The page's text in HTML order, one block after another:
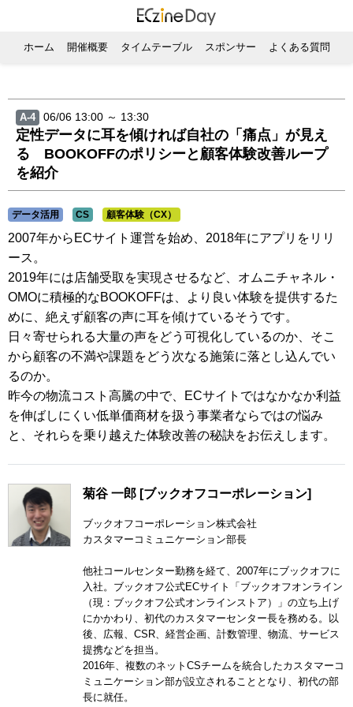
ホーム 開催概要 タイムテーブル スポンサー よくある質問
A-4 06/06 13:00 ～ 13:30
定性データに耳を傾ければ自社の「痛点」が見え
る BOOKOFFのポリシーと顧客体験改善ループ
を紹介
データ活用 CS 顧客体験（CX）
2007年からECサイト運営を始め、2018年にアプリをリリ
ース。
2019年には店舗受取を実現させるなど、オムニチャネル・
OMOに積極的なBOOKOFFは、より良い体験を提供するた
めに、絶えず顧客の声に耳を傾けているそうです。
日々寄せられる大量の声をどう可視化しているのか、そこ
から顧客の不満や課題をどう次なる施策に落とし込んでい
るのか。
昨今の物流コスト高騰の中で、ECサイトではなかなか利益
を伸ばしにくい低単価商材を扱う事業者ならではの悩み
と、それらを乗り越えた体験改善の秘訣をお伝えします。
菊谷 一郎 [ブックオフコーポレーション]
ブックオフコーポレーション株式会社
カスタマーコミュニケーション部長
他社コールセンター勤務を経て、2007年にブックオフに
入社。ブックオフ公式ECサイト「ブックオフオンライン
（現：ブックオフ公式オンラインストア）」の立ち上げ
にかかわり、初代のカスタマーセンター長を務める。以
後、広報、CSR、経営企画、計数管理、物流、サービス
提携などを担当。
2016年、複数のネットCSチームを統合したカスタマーコ
ミュニケーション部が設立されることとなり、初代の部
長に就任。